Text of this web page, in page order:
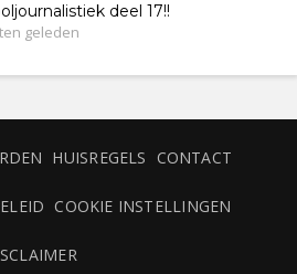
deel 17!!
geleden
HUISREGELS CONTACT
COOKIE INSTELLINGEN